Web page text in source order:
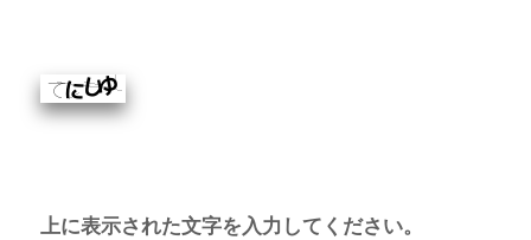
上に表示された文字を入力してください。